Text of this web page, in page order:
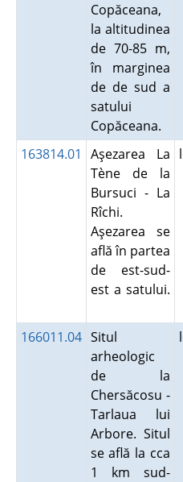
Copăceana,
la altitudinea
de 70-85 m,
în marginea
de de sud a
satului
Copăceana.
163814.01
Aşezarea La
Tène de la
Bursuci - La
Rîchi.
Aşezarea se
află în partea
de est-sud-
est a satului.
166011.04 Situl
arheologic
de la
Chersăcosu -
Tarlaua lui
Arbore. Situl
se află la cca
1 km sud-